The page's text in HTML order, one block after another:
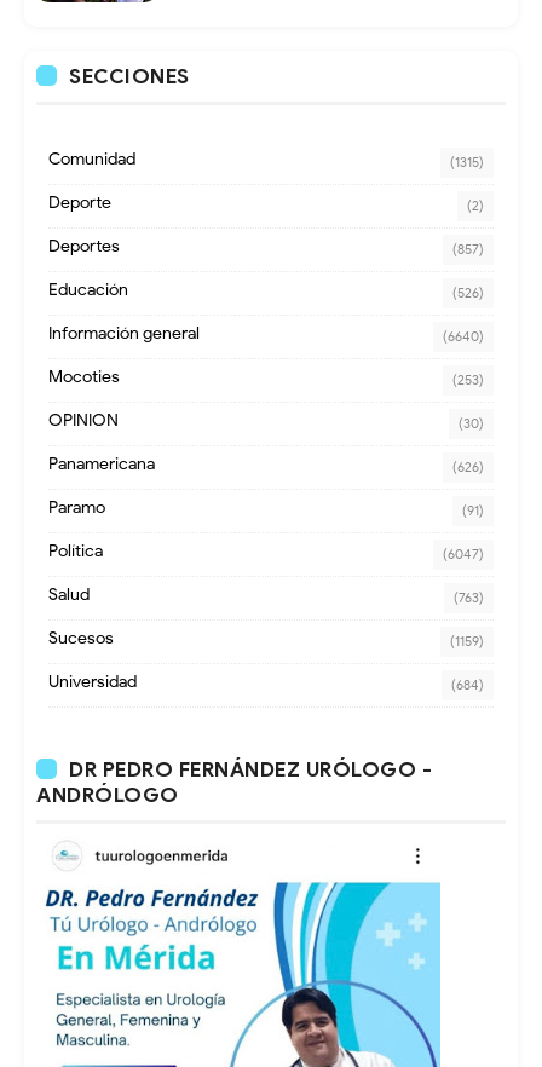
SECCIONES
Comunidad (1315)
Deporte (2)
Deportes (857)
Educación (526)
Información general (6640)
Mocoties (253)
OPINION (30)
Panamericana (626)
Paramo (91)
Política (6047)
Salud (763)
Sucesos (1159)
Universidad (684)
DR PEDRO FERNÁNDEZ URÓLOGO -
ANDRÓLOGO